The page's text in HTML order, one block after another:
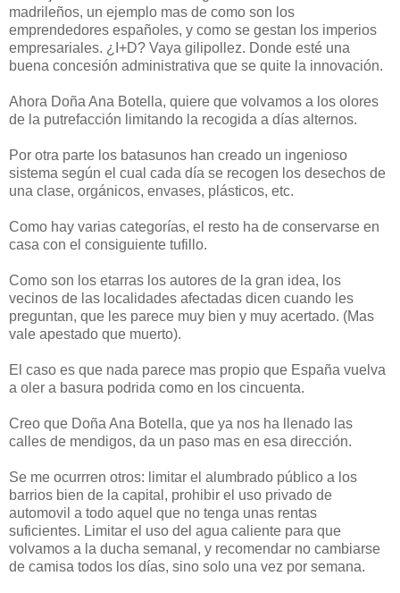
madrileños, un ejemplo mas de como son los
emprendedores españoles, y como se gestan los imperios
empresariales. ¿I+D? Vaya gilipollez. Donde esté una
buena concesión administrativa que se quite la innovación.
Ahora Doña Ana Botella, quiere que volvamos a los olores
de la putrefacción limitando la recogida a días alternos.
Por otra parte los batasunos han creado un ingenioso
sistema según el cual cada día se recogen los desechos de
una clase, orgánicos, envases, plásticos, etc.
Como hay varias categorías, el resto ha de conservarse en
casa con el consiguiente tufillo.
Como son los etarras los autores de la gran idea, los
vecinos de las localidades afectadas dicen cuando les
preguntan, que les parece muy bien y muy acertado. (Mas
vale apestado que muerto).
El caso es que nada parece mas propio que España vuelva
a oler a basura podrida como en los cincuenta.
Creo que Doña Ana Botella, que ya nos ha llenado las
calles de mendigos, da un paso mas en esa dirección.
Se me ocurrren otros: limitar el alumbrado público a los
barrios bien de la capital, prohibir el uso privado de
automovil a todo aquel que no tenga unas rentas
suficientes. Limitar el uso del agua caliente para que
volvamos a la ducha semanal, y recomendar no cambiarse
de camisa todos los días, sino solo una vez por semana.